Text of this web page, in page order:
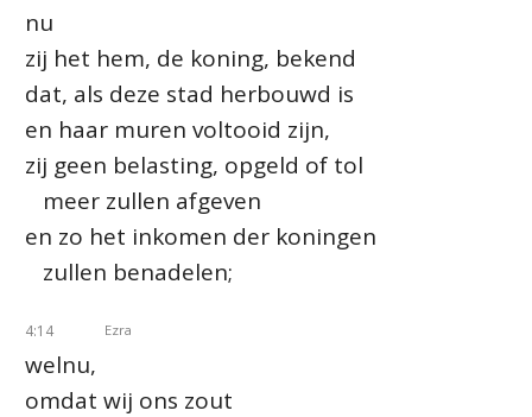
nu
zij het hem, de koning, bekend
dat, als deze stad herbouwd is
en haar muren voltooid zijn,
zij geen belasting, opgeld of tol
meer zullen afgeven
en zo het inkomen der koningen
zullen benadelen;
4:14 Ezra
welnu,
omdat wij ons zout